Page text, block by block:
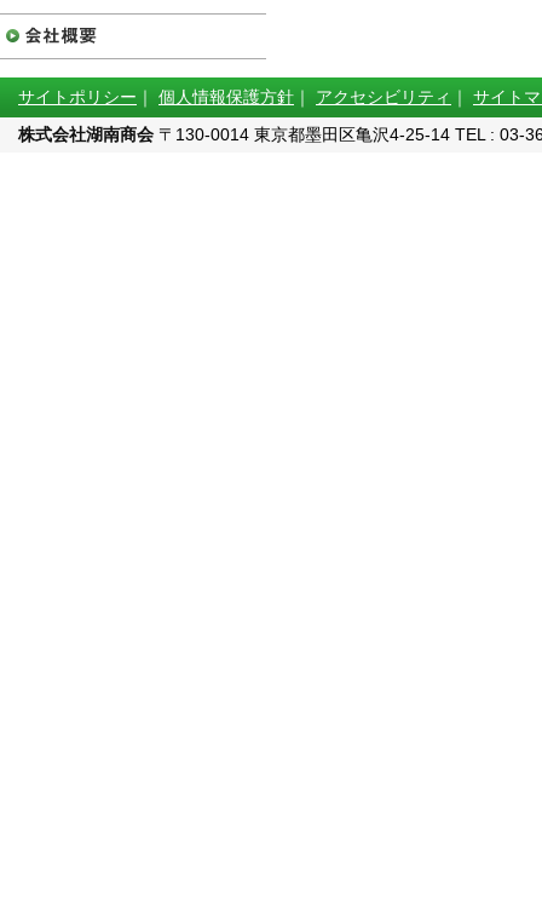
サイトポリシー ｜ 個人情報保護方針 ｜ アクセシビリティ ｜ サイト
株式会社湖南商会 〒130-0014 東京都墨田区亀沢4-25-14 TEL : 03-